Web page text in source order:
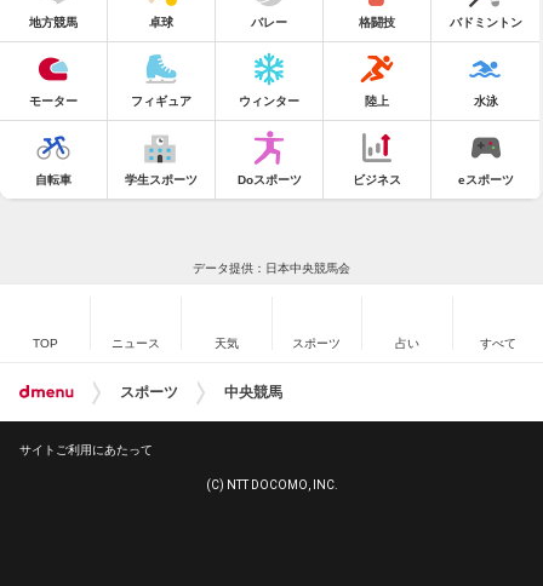
地方競馬 卓球 バレー 格闘技 バドミントン
モーター フィギュア ウィンター 陸上 水泳
自転車 学生スポーツ Doスポーツ ビジネス eスポーツ
データ提供：日本中央競馬会
TOP ニュース 天気 スポーツ 占い すべて
スポーツ 中央競馬
サイトご利用にあたって
(C) NTT DOCOMO, INC.